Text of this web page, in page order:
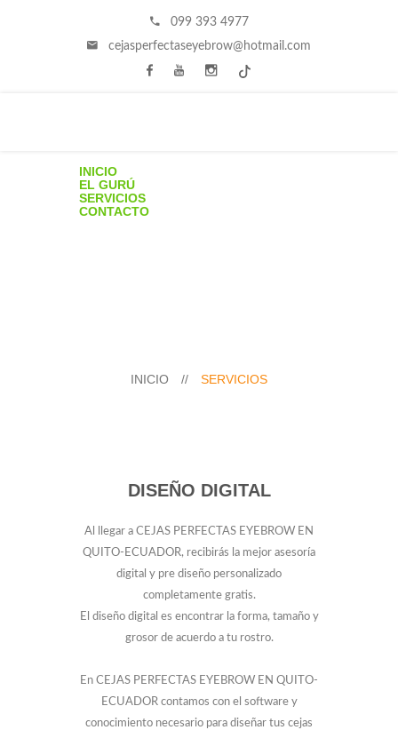
099 393 4977
cejasperfectaseyebrow@hotmail.com
INICIO
EL GURÚ
SERVICIOS
CONTACTO
INICIO // SERVICIOS
DISEÑO DIGITAL
Al llegar a CEJAS PERFECTAS EYEBROW EN
QUITO-ECUADOR, recibirás la mejor asesoría
digital y pre diseño personalizado
completamente gratis.
El diseño digital es encontrar la forma, tamaño y
grosor de acuerdo a tu rostro.
En CEJAS PERFECTAS EYEBROW EN QUITO-
ECUADOR contamos con el software y
conocimiento necesario para diseñar tus cejas